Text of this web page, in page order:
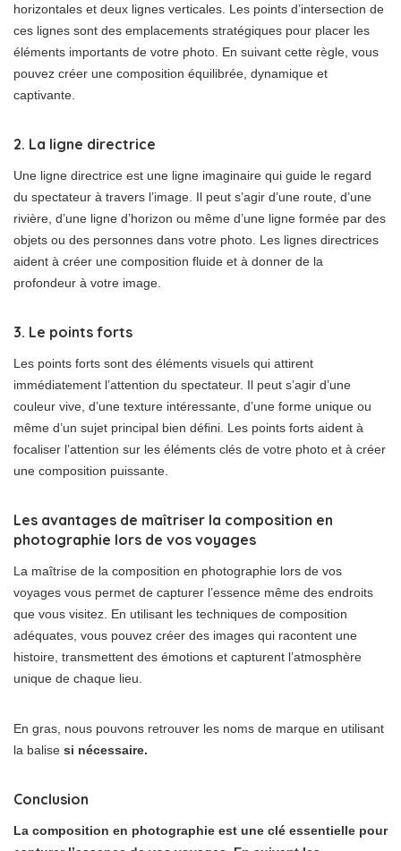
horizontales et deux lignes verticales. Les points d’intersection de
ces lignes sont des emplacements stratégiques pour placer les
éléments importants de votre photo. En suivant cette règle, vous
pouvez créer une composition équilibrée, dynamique et
captivante.
2. La ligne directrice
Une ligne directrice est une ligne imaginaire qui guide le regard
du spectateur à travers l’image. Il peut s’agir d’une route, d’une
rivière, d’une ligne d’horizon ou même d’une ligne formée par des
objets ou des personnes dans votre photo. Les lignes directrices
aident à créer une composition fluide et à donner de la
profondeur à votre image.
3. Le points forts
Les points forts sont des éléments visuels qui attirent
immédiatement l’attention du spectateur. Il peut s’agir d’une
couleur vive, d’une texture intéressante, d’une forme unique ou
même d’un sujet principal bien défini. Les points forts aident à
focaliser l’attention sur les éléments clés de votre photo et à créer
une composition puissante.
Les avantages de maîtriser la composition en
photographie lors de vos voyages
La maîtrise de la composition en photographie lors de vos
voyages vous permet de capturer l’essence même des endroits
que vous visitez. En utilisant les techniques de composition
adéquates, vous pouvez créer des images qui racontent une
histoire, transmettent des émotions et capturent l’atmosphère
unique de chaque lieu.
En gras, nous pouvons retrouver les noms de marque en utilisant
la balise si nécessaire.
Conclusion
La composition en photographie est une clé essentielle pour